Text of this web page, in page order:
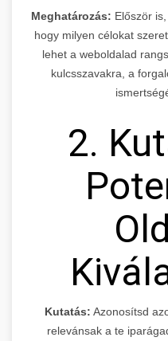
Meghatározás: Először
hogy milyen célokat
lehet a weboldalad
kulcsszavakra, a
2.
Kutatás: Azonosítsd
relevánsak a te